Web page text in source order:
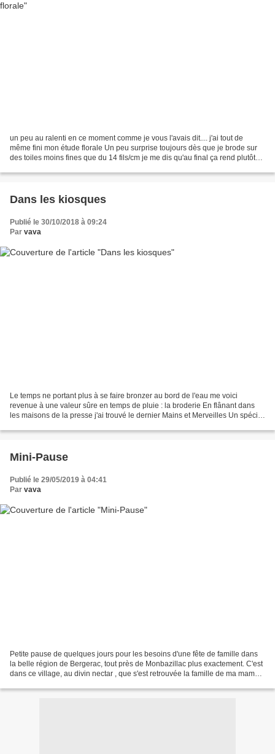
un peu au ralenti en ce moment comme je vous l'avais dit.... j'ai tout de
même fini mon étude florale Un peu surprise toujours dès que je brode sur
des toiles moins fines que du 14 fils/cm je me dis qu'au final ça rend plutôt
Dans les kiosques
Publié le 30/10/2018 à 09:24
Par vava
Le temps ne portant plus à se faire bronzer au bord de l'eau me voici
revenue à une valeur sûre en temps de pluie : la broderie En flânant dans
les maisons de la presse j'ai trouvé le dernier Mains et Merveilles Un spécial
Mini-Pause
Publié le 29/05/2019 à 04:41
Par vava
Petite pause de quelques jours pour les besoins d'une fête de famille dans
la belle région de Bergerac, tout près de Monbazillac plus exactement. C'est
dans ce village, au divin nectar , que s'est retrouvée la famille de ma maman